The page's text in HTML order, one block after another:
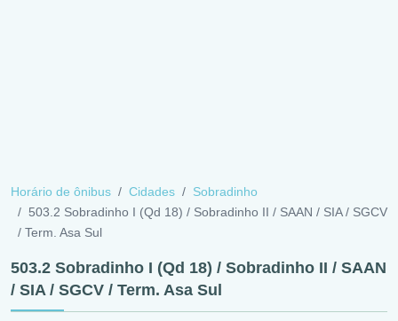
Horário de ônibus Cidades
Sobradinho
503.2 Sobradinho I (Qd 18) / Sobradinho II / SAAN / SIA / SGCV
/ Term. Asa Sul
503.2 Sobradinho I (Qd 18) / Sobradinho II / SAAN
/ SIA / SGCV / Term. Asa Sul